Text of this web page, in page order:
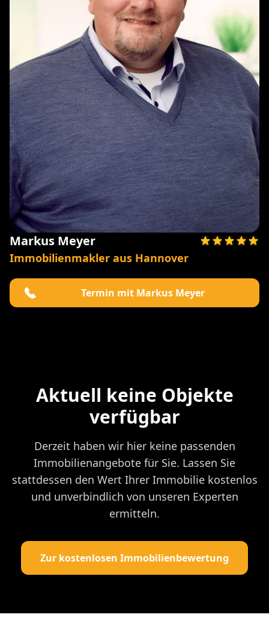
Markus Meyer
Immobilienmakler aus Hannover
Termin mit Markus Meyer
Aktuell keine Objekte
verfügbar
Derzeit haben wir hier keine passenden
Immobilienangebote für Sie. Lassen Sie
stattdessen den Wert Ihrer Immobilie kostenlos
und unverbindlich von unseren Experten
ermitteln.
Zur kostenlosen Immobilienbewertung